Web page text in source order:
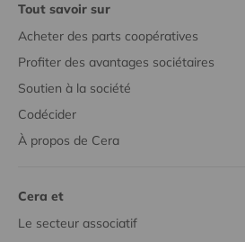
Tout savoir sur
Acheter des parts coopératives
Profiter des avantages sociétaires
Soutien à la société
Codécider
À propos de Cera
Cera et
Le secteur associatif